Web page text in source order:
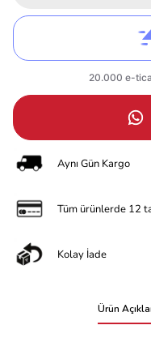
Aynı Gün Kargo
Tüm ürünlerde 12
Kolay İade
Ürün